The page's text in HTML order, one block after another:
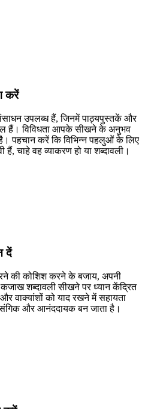
करें
उपलब्ध हैं, जिनमें पाठ्यपुस्तकें और
हैं। विविधता आपके सीखने के अनुभव
पहचान करें कि विभिन्न पहलुओं के लिए
चाहे वह व्याकरण हो या शब्दावली।
दें
की कोशिश करने के बजाय, अपनी
शब्दावली सीखने पर ध्यान केंद्रित
वाक्यांशों को याद रखने में सहायता
और आनंददायक बन जाता है।